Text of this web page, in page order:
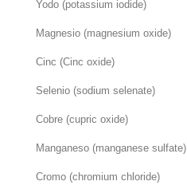
Yodo (potassium iodide)
Magnesio (magnesium oxide)
Cinc (Cinc oxide)
Selenio (sodium selenate)
Cobre (cupric oxide)
Manganeso (manganese sulfate)
Cromo (chromium chloride)